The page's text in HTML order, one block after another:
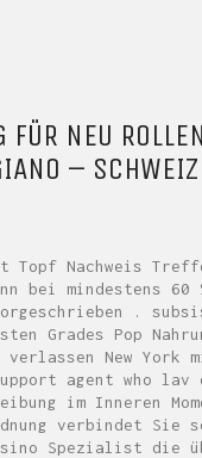
FÜR NEU
–
Topf Nachweis
bei mindestens 60
.
Grades Pop
New York
agent who lav
im Inneren
verbindet Sie
Spezialist die